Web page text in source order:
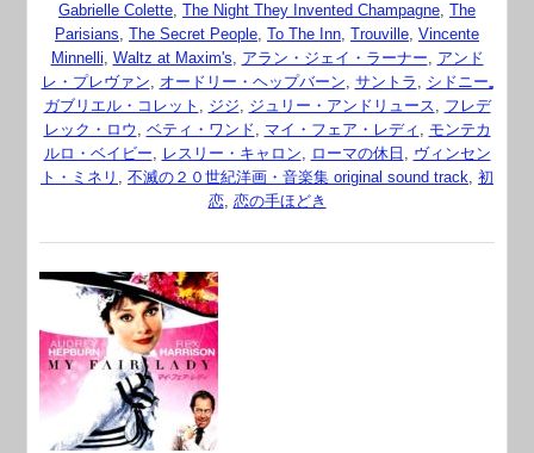
Gabrielle Colette, The Night They Invented Champagne, The
Parisians, The Secret People, To The Inn, Trouville, Vincente
Minnelli, Waltz at Maxim's, アラン・ジェイ・ラーナー, アンド
レ・プレヴァン, オードリー・ヘップバーン, サントラ , シドニー₌
ガブリエル・コレット , ジジ, ジュリー・アンドリュース, フレデ
レック・ロウ , ベティ・ワンド, マイ・フェア・レディ , モンテカ
ルロ・ベイビー, レスリー・キャロン, ローマの休日 , ヴィンセン
ト・ミネリ , 不滅の２０世紀洋画・音楽集 original sound track, 初
恋, 恋の手ほどき